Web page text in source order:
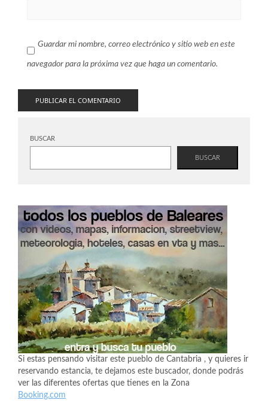
Guardar mi nombre, correo electrónico y sitio web en este
navegador para la próxima vez que haga un comentario.
BUSCAR
BUSCAR
Si estas pensando visitar este pueblo de Cantabria , y quieres ir
reservando estancia, te dejamos este buscador, donde podrás
ver las diferentes ofertas que tienes en la Zona
Booking.com